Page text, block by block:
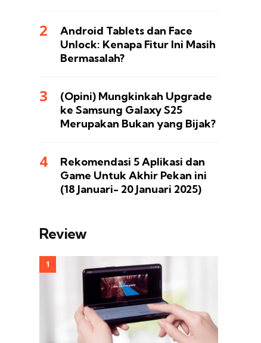
Android Tablets dan Face
Unlock: Kenapa Fitur Ini Masih
Bermasalah?
(Opini) Mungkinkah Upgrade
ke Samsung Galaxy S25
Merupakan Bukan yang Bijak?
Rekomendasi 5 Aplikasi dan
Game Untuk Akhir Pekan ini
(18 Januari- 20 Januari 2025)
Review